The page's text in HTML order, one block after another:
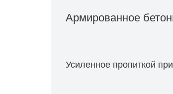
Армированное
Усиленное пропиткой